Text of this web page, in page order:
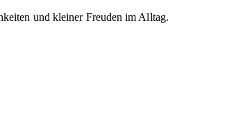
und kleiner Freuden im Alltag.